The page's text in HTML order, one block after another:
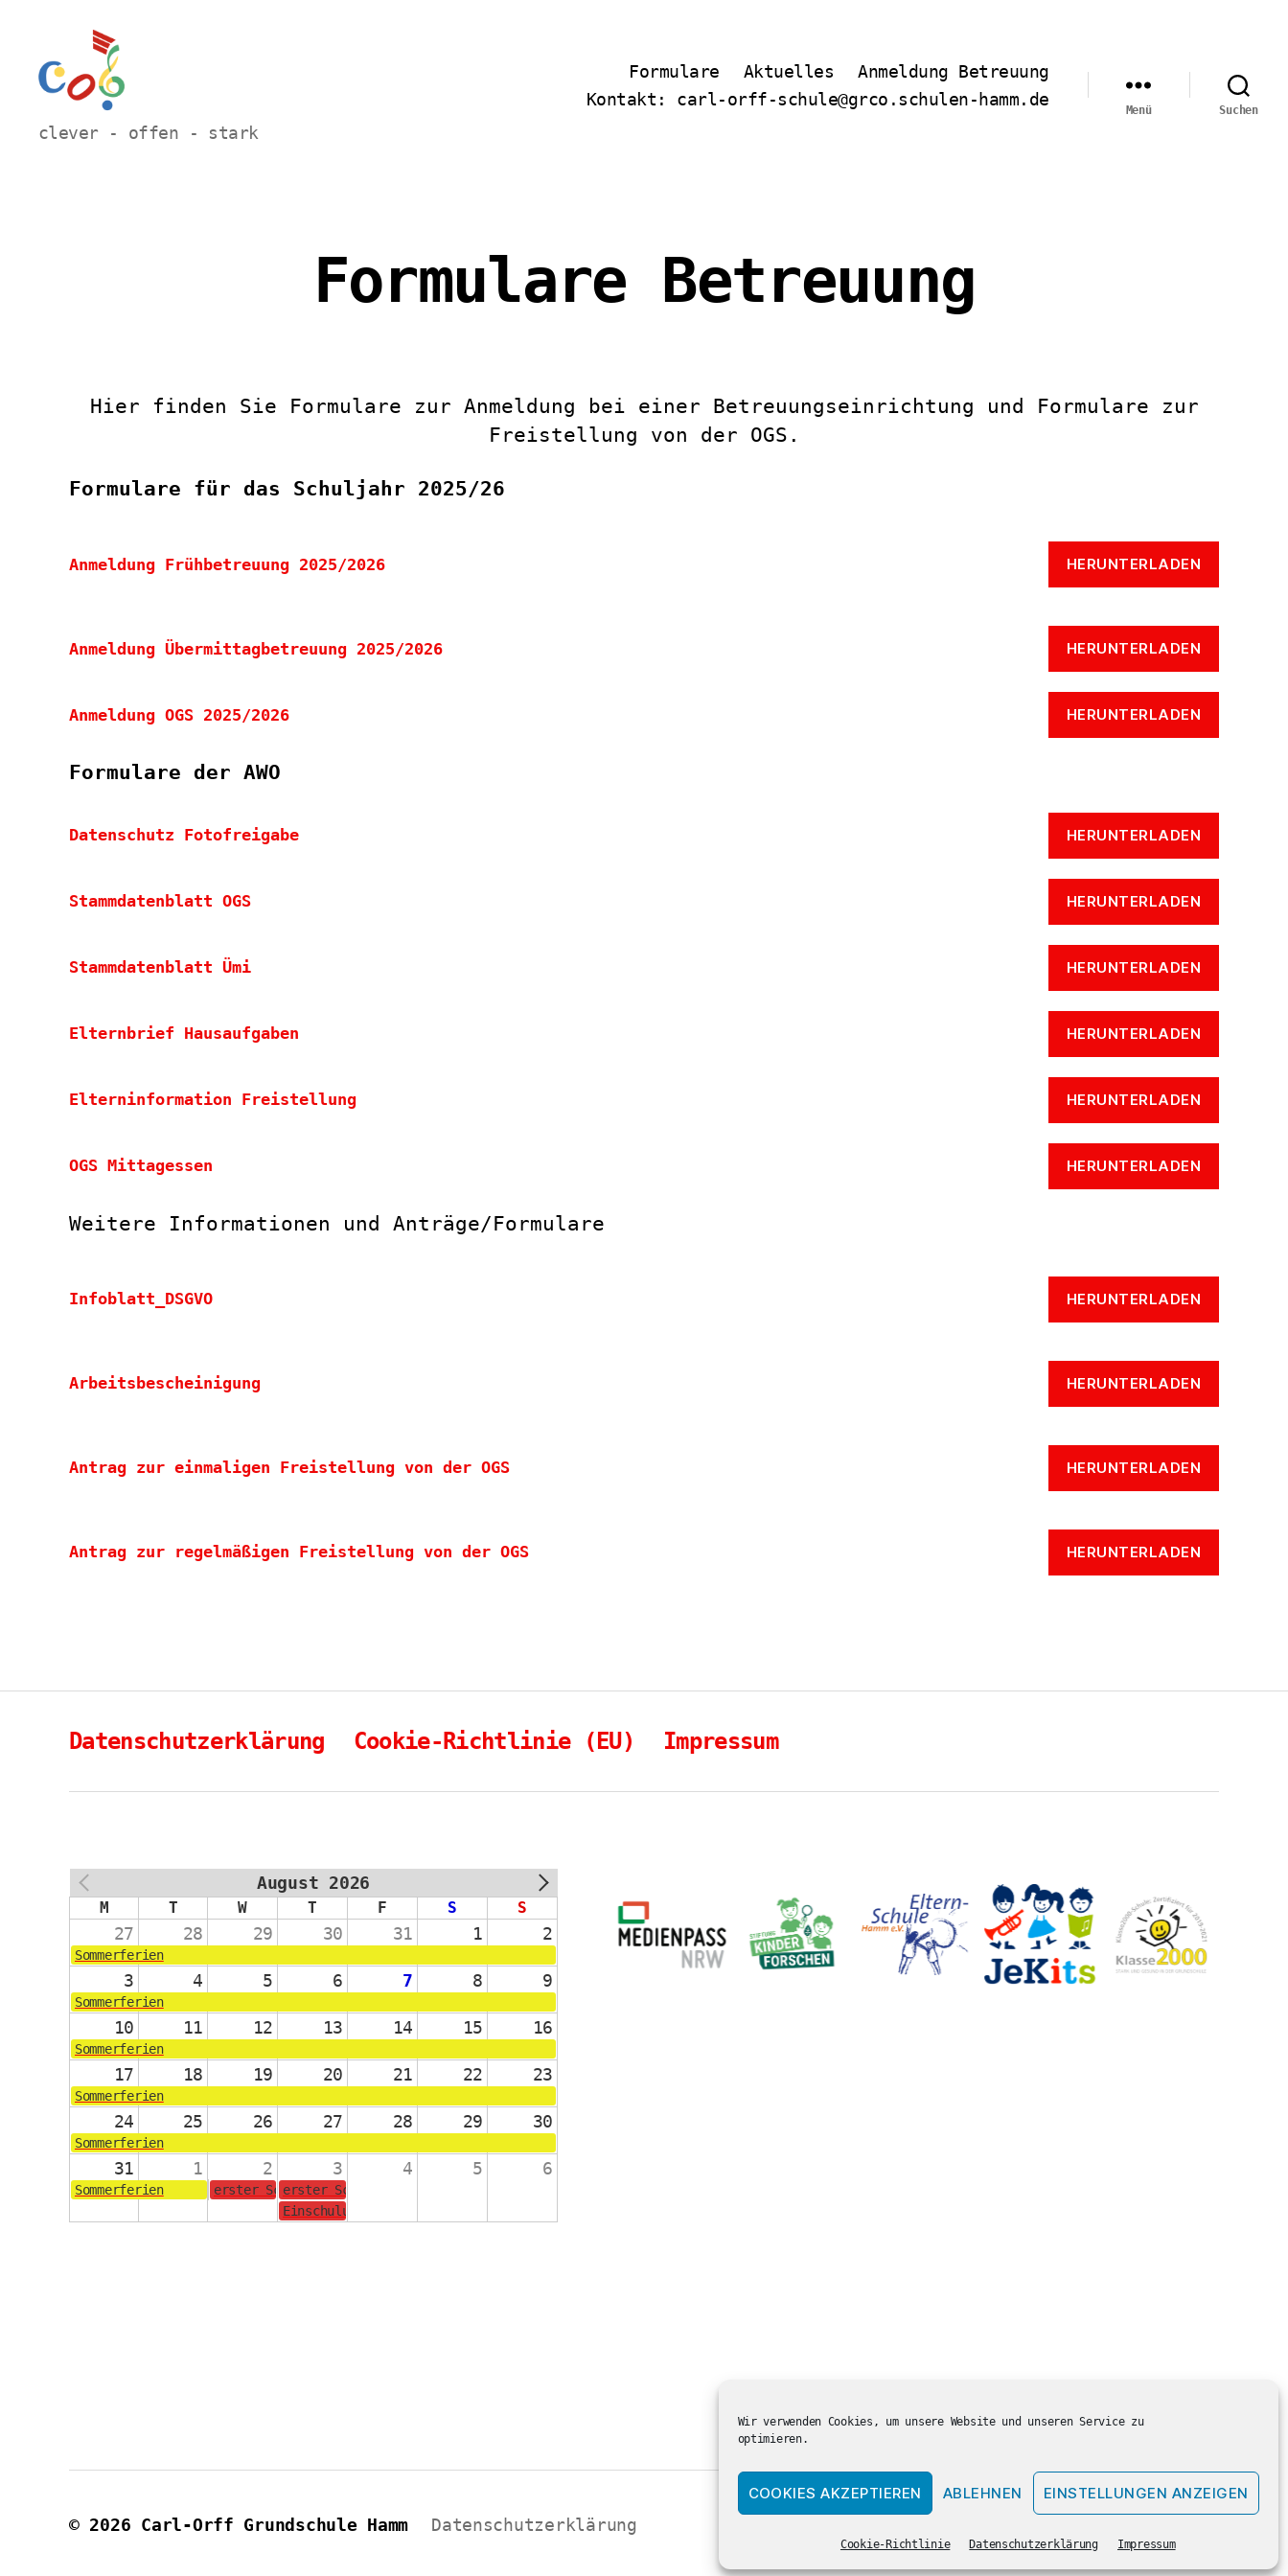
Wir verwenden Cookies, um unsere Website und unseren Service zu
optimieren.
COOKIES AKZEPTIEREN ABLEHNEN EINSTELLUNGEN ANZEIGEN
Cookie-Richtlinie Datenschutzerklärung Impressum
Carl-
Orff
clever - offen - stark
Formulare Aktuelles
Anmeldung Betreuung
Kontakt: carl-orff-schule@grco.schulen-hamm.de
Menü Suchen
Formulare Betreuung
Hier finden Sie Formulare zur Anmeldung bei einer Betreuungseinrichtung und Formulare zur
Freistellung von der OGS.
Formulare für das Schuljahr 2025/26
Anmeldung Frühbetreuung 2025/2026 HERUNTERLADEN
Anmeldung Übermittagbetreuung 2025/2026 HERUNTERLADEN
Anmeldung OGS 2025/2026 HERUNTERLADEN
Formulare der AWO
Datenschutz Fotofreigabe HERUNTERLADEN
Stammdatenblatt OGS HERUNTERLADEN
Stammdatenblatt Ümi HERUNTERLADEN
Elternbrief Hausaufgaben HERUNTERLADEN
Elterninformation Freistellung HERUNTERLADEN
OGS Mittagessen HERUNTERLADEN
Weitere Informationen und Anträge/Formulare
Infoblatt_DSGVO HERUNTERLADEN
Arbeitsbescheinigung HERUNTERLADEN
Antrag zur einmaligen Freistellung von der OGS HERUNTERLADEN
Antrag zur regelmäßigen Freistellung von der OGS HERUNTERLADEN
Datenschutzerklärung Cookie-Richtlinie (EU) Impressum
August 2026
M T W T F S S
27 28 29 30 31 1 2
Sommerferien
3 4 5 6 7 8 9
Sommerferien
10 11 12 13 14 15 16
Sommerferien
17 18 19 20 21 22 23
Sommerferien
24 25 26 27 28 29 30
Sommerferien
31 1 2 3 4 5 6
Sommerferien erster Schultag für die Jahrgänge 2-4
erster Schultag für die Schulanfänger:innen
Einschulungsgottesdienst in der ev. Kirche
© 2026 Carl-Orff Grundschule Hamm Datenschutzerklärung